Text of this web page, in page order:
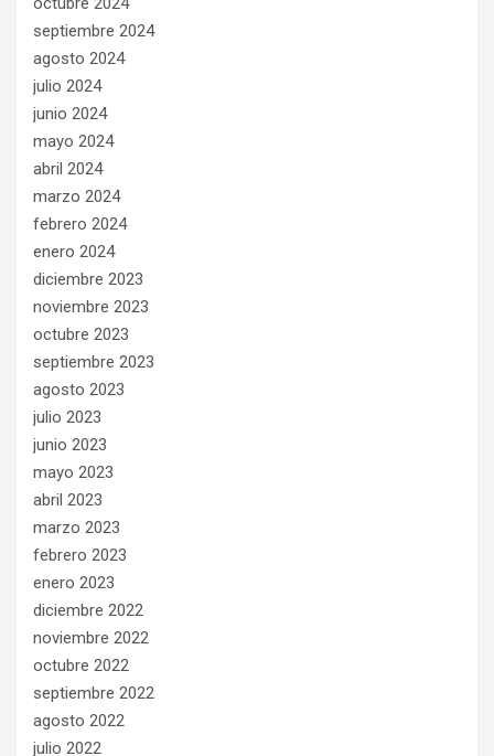
septiembre 2024
agosto 2024
julio 2024
junio 2024
mayo 2024
abril 2024
marzo 2024
febrero 2024
enero 2024
diciembre 2023
noviembre 2023
octubre 2023
septiembre 2023
agosto 2023
julio 2023
junio 2023
mayo 2023
abril 2023
marzo 2023
febrero 2023
enero 2023
diciembre 2022
noviembre 2022
octubre 2022
septiembre 2022
agosto 2022
julio 2022